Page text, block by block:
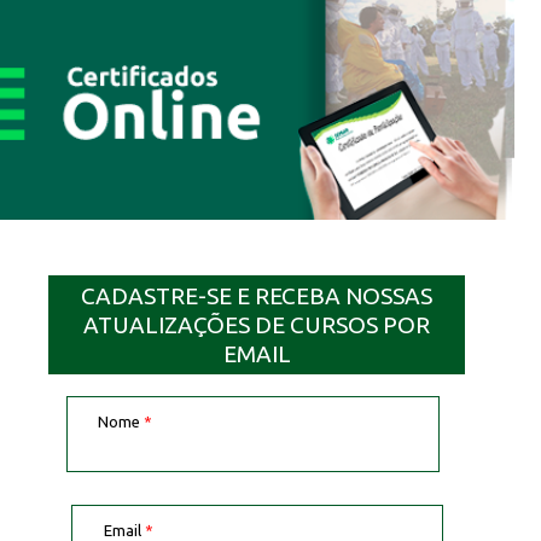
CADASTRE-SE E RECEBA NOSSAS
ATUALIZAÇÕES DE CURSOS POR
EMAIL
Nome *
Email *